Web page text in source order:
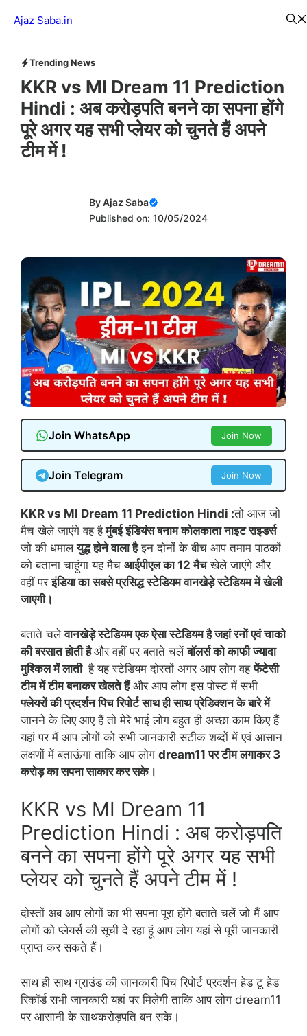
Ajaz Saba.in
Trending News
KKR vs MI Dream 11 Prediction
Hindi : अब करोड़पति बनने का सपना होंगे
पूरे अगर यह सभी प्लेयर को चुनते हैं अपने
टीम में !
ByAjaz Saba
Published on: 10/05/2024
Join WhatsApp Join Now
Join Telegram Join Now
KKR vs MI Dream 11 Prediction Hindi :तो आज जो
मैच खेले जाएंगे वह हैमुंबई इंडियंस बनाम कोलकाता नाइट राइडर्स
जो की धमालयुद्ध होने वाला हैइन दोनों के बीच आप तमाम पाठकों
को बताना चाहूंगा यह मैच आईपीएल का 12 मैचखेले जाएंगे और
वहीं परइंडिया का सबसे प्रसिद्ध स्टेडियम वानखेड़े स्टेडियम में खेली
जाएगी।
बताते चलेवानखेड़े स्टेडियम एक ऐसा स्टेडियम है जहां रनों एवं चाको
की बरसात होती हैऔर वहीं पर बताते चलेंबॉलर्स को काफी ज्यादा
मुश्किल में लाती है यह स्टेडियम दोस्तों अगर आप लोग वहफेंटेसी
टीम में टीम बनाकर खेलते हैंऔर आप लोग इस पोस्ट में सभी
फ्लेयरों की प्रदर्शन पिच रिपोर्ट साथ ही साथ प्रेडिक्शन के बारे में
जानने के लिए आए हैं तो मेरे भाई लोग बहुत ही अच्छा काम किए हैं
यहां पर मैं आप लोगों को सभी जानकारी सटीक शब्दों में एवं आसान
लक्षणों में बताऊंगा ताकि आप लोग dream11 पर टीम लगाकर 3
करोड़ का सपना साकार कर सके।
KKR vs MI Dream 11
Prediction Hindi : अब करोड़पति
बनने का सपना होंगे पूरे अगर यह सभी
प्लेयर को चुनते हैं अपने टीम में !
दोस्तों अब आप लोगों का भी सपना पूरा होंगे बताते चलें जो मैं आप
लोगों को प्लेयर्स की सूची दे रहा हूं आप लोग यहां से पूरी जानकारी
प्राप्त कर सकते हैं।
साथ ही साथ ग्राउंड की जानकारी पिच रिपोर्ट प्रदर्शन हेड टू हेड
रिकॉर्ड सभी जानकारी यहां पर मिलेगी ताकि आप लोग dream11
पर आसानी के साथकरोड़पति बन सके।